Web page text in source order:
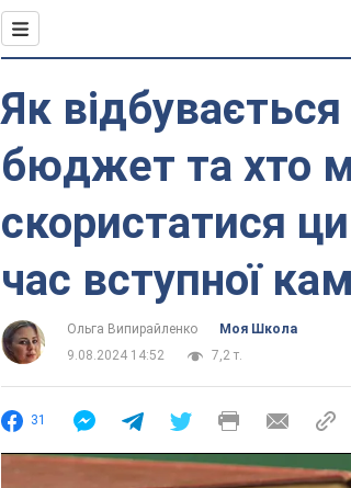
Як
бюджет та хто
скористатися
час вступної
Ольга Випирайленко
Моя Школа
9.08.2024 14:52
7,2 т.
31